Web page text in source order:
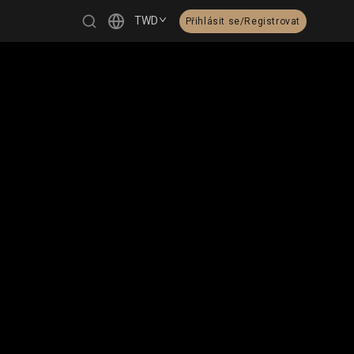
TWD Přihlásit se/Registrovat